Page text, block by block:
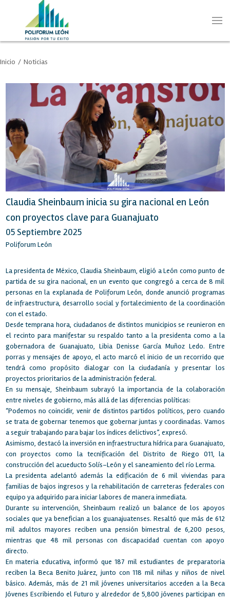
Inicio / Noticias
Claudia Sheinbaum inicia su gira nacional en León
con proyectos clave para Guanajuato
05 Septiembre 2025
Poliforum León
La presidenta de México, Claudia Sheinbaum, eligió a León como punto de
partida de su gira nacional, en un evento que congregó a cerca de 8 mil
personas en la explanada de Poliforum León, donde anunció programas
de infraestructura, desarrollo social y fortalecimiento de la coordinación
con el estado.
Desde temprana hora, ciudadanos de distintos municipios se reunieron en
el recinto para manifestar su respaldo tanto a la presidenta como a la
gobernadora de Guanajuato, Libia Denisse García Muñoz Ledo. Entre
porras y mensajes de apoyo, el acto marcó el inicio de un recorrido que
tendrá como propósito dialogar con la ciudadanía y presentar los
proyectos prioritarios de la administración federal.
En su mensaje, Sheinbaum subrayó la importancia de la colaboración
entre niveles de gobierno, más allá de las diferencias políticas:
“Podemos no coincidir, venir de distintos partidos políticos, pero cuando
se trata de gobernar tenemos que gobernar juntas y coordinadas. Vamos
a seguir trabajando para bajar los índices delictivos”, expresó.
Asimismo, destacó la inversión en infraestructura hídrica para Guanajuato,
con proyectos como la tecnificación del Distrito de Riego 011, la
construcción del acueducto Solís–León y el saneamiento del río Lerma.
La presidenta adelantó además la edificación de 6 mil viviendas para
familias de bajos ingresos y la rehabilitación de carreteras federales con
equipo ya adquirido para iniciar labores de manera inmediata.
Durante su intervención, Sheinbaum realizó un balance de los apoyos
sociales que ya benefician a los guanajuatenses. Resaltó que más de 612
mil adultos mayores reciben una pensión bimestral de 6,200 pesos,
mientras que 48 mil personas con discapacidad cuentan con apoyo
directo.
En materia educativa, informó que 187 mil estudiantes de preparatoria
reciben la Beca Benito Juárez, junto con 118 mil niñas y niños de nivel
básico. Además, más de 21 mil jóvenes universitarios acceden a la Beca
Jóvenes Escribiendo el Futuro y alrededor de 5,800 jóvenes participan en